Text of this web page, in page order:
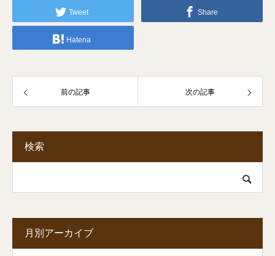
Tweet Share
Hatena
前の記事 次の記事
検索
月別アーカイブ